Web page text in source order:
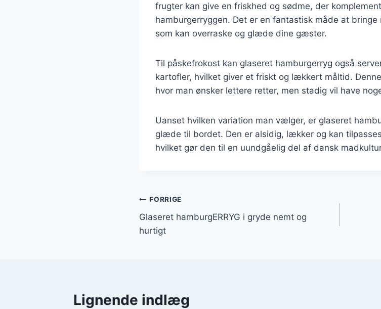
frugter kan give en friskhed og sødme, der
hamburgerryggen. Det er en fantastisk måde at
som kan overraske og glæde dine gæster.
Til påskefrokost kan glaseret hamburgerryg også
kartofler, hvilket giver et friskt og lækkert måltid.
hvor man ønsker lettere retter, men stadig vil have
Uanset hvilken variation man vælger, er glaseret
glæde til bordet. Den er alsidig, lækker og kan
hvilket gør den til en uundgåelig del af dansk
Indlægsnavigation
FORRIGE
Glaseret hamburgERRYG i gryde nemt og
hurtigt
Lignende indlæg